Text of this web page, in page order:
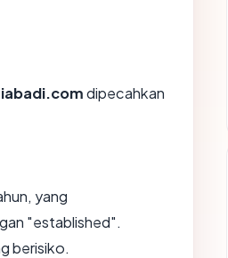
dipecahkan
yang
"established".
berisiko.